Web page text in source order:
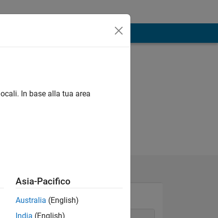
In base alla tua area
Asia-Pacifico
Australia (English)
India (English)